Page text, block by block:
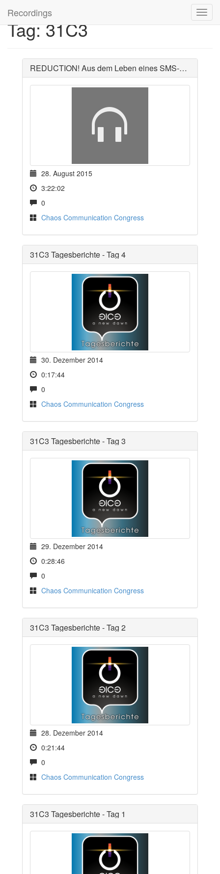
Recordings
Tag: 31C3
REDUCTION! Aus dem Leben eines SMS-Bots
28. August 2015
3:22:02
0
Chaos Communication Congress
31C3 Tagesberichte - Tag 4
30. Dezember 2014
0:17:44
0
Chaos Communication Congress
31C3 Tagesberichte - Tag 3
29. Dezember 2014
0:28:46
0
Chaos Communication Congress
31C3 Tagesberichte - Tag 2
28. Dezember 2014
0:21:44
0
Chaos Communication Congress
31C3 Tagesberichte - Tag 1